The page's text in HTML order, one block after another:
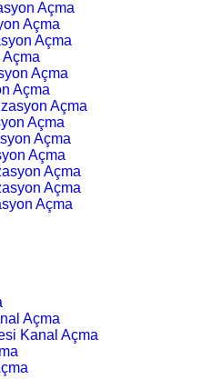
Açma
Açma
Açma
Açma
Açma
Açma
Açma
Açma
Açma
Açma
Açma
Açma
Açma
Kanal Açma